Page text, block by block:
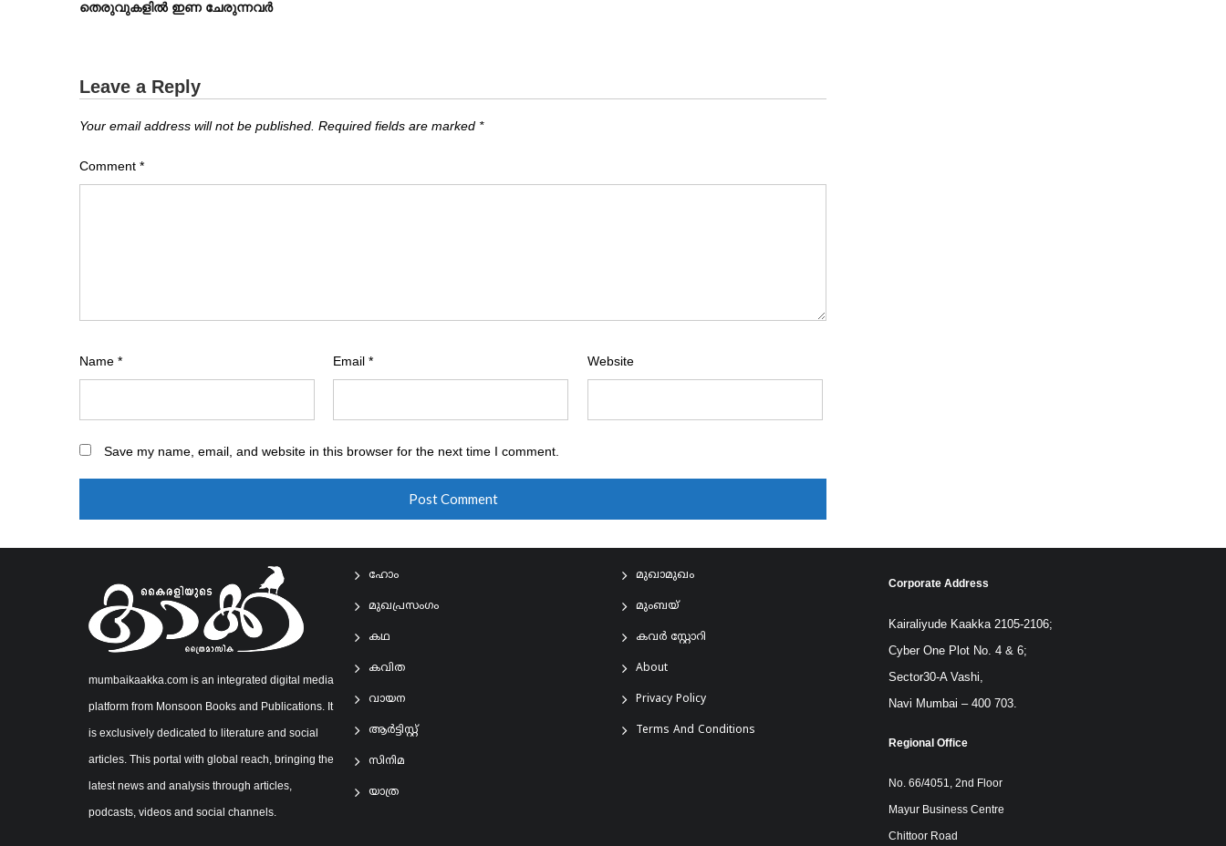
തെരുവുകളില്‍ ഇണ ചേരുന്നവര്‍
Leave a Reply
Your email address will not be published. Required fields are marked *
Comment *
Name * Email* Website
Save my name, email, and website in this browser for the next time I comment.
mumbaikaakka.com is an integrated digital media
platform from Monsoon Books and Publications. It
is exclusively dedicated to literature and social
articles. This portal with global reach, bringing the
latest news and analysis through articles,
podcasts, videos and social channels.
ഹോം
മുഖപ്രസംഗം
കഥ
കവിത
വായന
ആര്‍ട്ടിസ്റ്റ്
സിനിമ
യാത്ര
മുഖാമുഖം
മുംബയ്
കവർ സ്റ്റോറി
About
Privacy Policy
Terms And Conditions
Corporate Address
Kairaliyude Kaakka 2105-2106;
Cyber One Plot No. 4 & 6;
Sector30-A Vashi,
Navi Mumbai – 400 703.
Regional Office
No. 66/4051, 2nd Floor
Mayur Business Centre
Chittoor Road